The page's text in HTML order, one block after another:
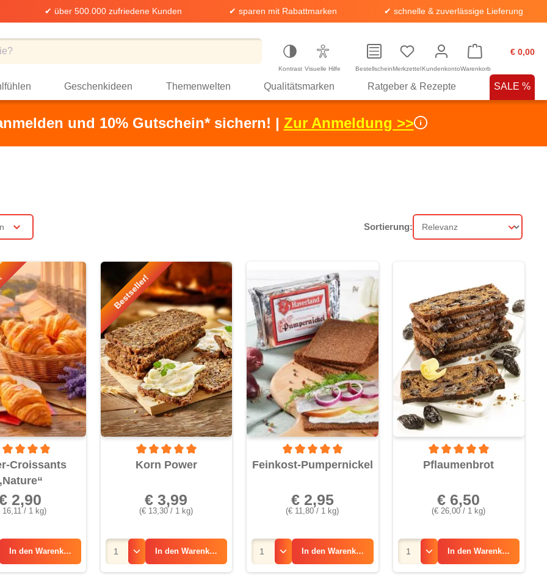
✔ über 500.000 zufriedene Kunden ✔ sparen mit Rabattmarken ✔ schnelle & zuverlässige Lieferung
Kontrast Visuelle Hilfe BestellscheinMerkzettelKundenkonto
€ 0,00
Warenkorb
Geschenkideen Themenwelten Qualitätsmarken Ratgeber & Rezepte SALE %
und 10% Gutschein* sichern! | Zur Anmeldung >>
Sortierung:
Sortierung
Bewertung von 5 von 5 Sternen
Croissants
16,11 / 1 kg)
2,90
In den Warenkorb
Bestseller!
Durchschnittliche Bewertung von 5 von 5 Sternen
Korn Power
(€ 13,30 / 1 kg)
€ 3,99
In den Warenkorb
Durchschnittliche Bewertung von 5 von 5 Sternen
Feinkost-Pumpernickel
(€ 11,80 / 1 kg)
€ 2,95
In den Warenkorb
Durchschnittliche Bewertung
Pflaumenbrot
(€ 26,00 / 1 kg)
€ 6,50
In den Warenkorb